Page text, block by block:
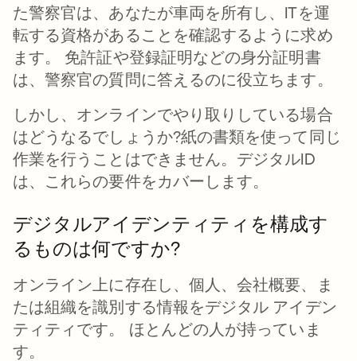
た警察官は、あなたが車両を所有し、ITを運
転する資格があることを確認するように求め
ます。 免許証や登録証明などの身分証明書
は、警察官の質問に答えるのに役立ちます。
しかし、オンラインでやり取りしている場合
はどうなるでしょうか?紙の書類を使って同じ
作業を行うことはできません。デジタルID
は、これらの要件をカバーします。
デジタルアイデンティティを構成す
るものは何ですか?
オンライン上に存在し、個人、会社概要、ま
たは組織を識別する情報をデジタル アイデン
ティティです。 ほとんどの人が持っていま
す。